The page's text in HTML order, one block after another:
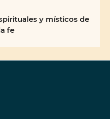
y místicos de
fe